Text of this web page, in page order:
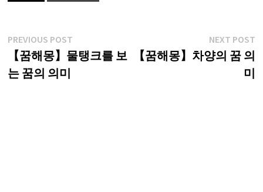
글
탐
색
PREVIOUS POSTPrevious
post:
【꿈해몽】물탱크를 보
는 꿈의 의미
NEXT POST
【꿈해몽】차양의 꿈 의
미